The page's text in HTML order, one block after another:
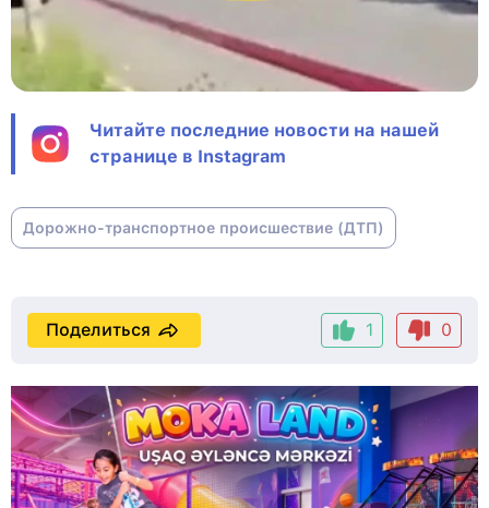
Читайте последние новости на нашей
странице в Instagram
Дорожно-транспортное происшествие (ДТП)
1 0
Поделиться